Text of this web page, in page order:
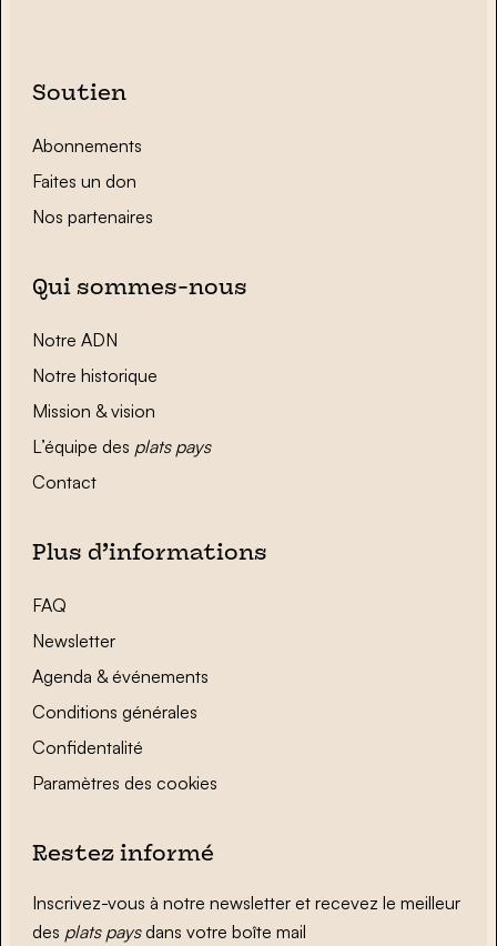
Soutien
Abonnements
Faites un don
Nos partenaires
Qui sommes-nous
Notre ADN
Notre historique
Mission & vision
L’équipe des plats pays
Contact
Plus d’informations
FAQ
Newsletter
Agenda & événements
Conditions générales
Confidentalité
Paramètres des cookies
Restez informé
Inscrivez-vous à notre newsletter et recevez le meilleur
des plats paysdans votre boîte mail